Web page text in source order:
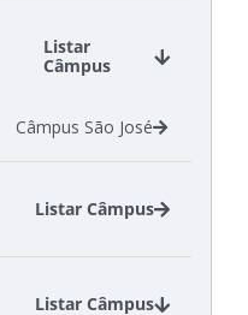
Listar
Câmpus
Câmpus São José
Listar Câmpus
Câmpus Itajaí
Listar Câmpus